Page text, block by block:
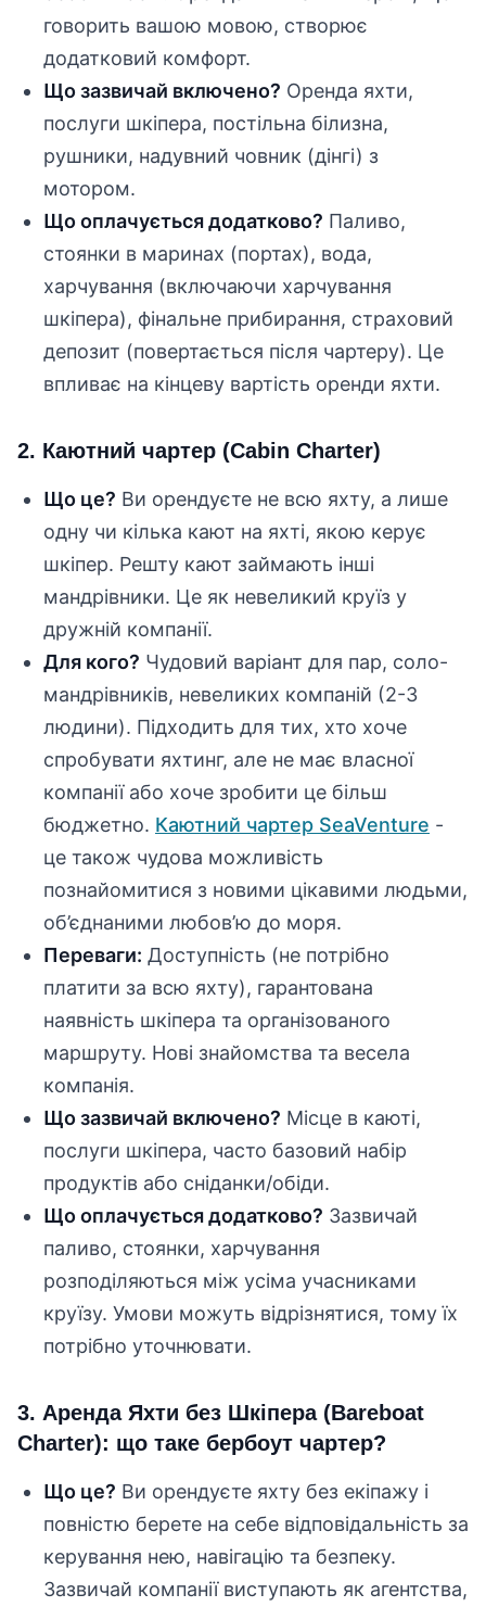
говорить вашою мовою, створює
додатковий комфорт.
Що зазвичай включено? Оренда яхти,
послуги шкіпера, постільна білизна,
рушники, надувний човник (дінгі) з
мотором.
Що оплачується додатково? Паливо,
стоянки в маринах (портах), вода,
харчування (включаючи харчування
шкіпера), фінальне прибирання, страховий
депозит (повертається після чартеру). Це
впливає на кінцеву вартість оренди яхти.
2. Каютний чартер (Cabin Charter)
Що це? Ви орендуєте не всю яхту, а лише
одну чи кілька кают на яхті, якою керує
шкіпер. Решту кают займають інші
мандрівники. Це як невеликий круїз у
дружній компанії.
Для кого? Чудовий варіант для пар, соло-
мандрівників, невеликих компаній (2-3
людини). Підходить для тих, хто хоче
спробувати яхтинг, але не має власної
компанії або хоче зробити це більш
бюджетно. Каютний чартер SeaVenture -
це також чудова можливість
познайомитися з новими цікавими людьми,
об’єднаними любов’ю до моря.
Переваги: Доступність (не потрібно
платити за всю яхту), гарантована
наявність шкіпера та організованого
маршруту. Нові знайомства та весела
компанія.
Що зазвичай включено? Місце в каюті,
послуги шкіпера, часто базовий набір
продуктів або сніданки/обіди.
Що оплачується додатково? Зазвичай
паливо, стоянки, харчування
розподіляються між усіма учасниками
круїзу. Умови можуть відрізнятися, тому їх
потрібно уточнювати.
3. Аренда Яхти без Шкіпера (Bareboat
Charter): що таке бербоут чартер?
Що це? Ви орендуєте яхту без екіпажу і
повністю берете на себе відповідальність за
керування нею, навігацію та безпеку.
Зазвичай компанії виступають як агентства,